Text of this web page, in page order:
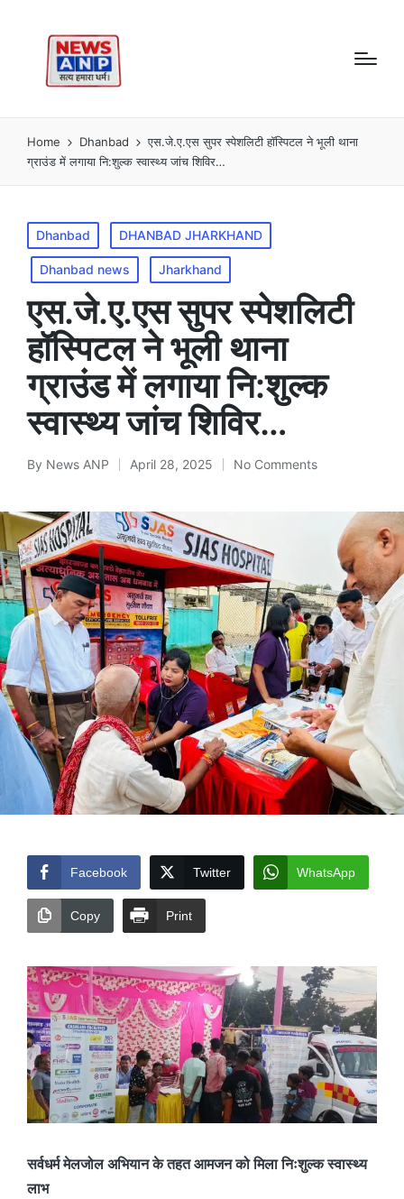
Home Dhanbad
एस.जे.ए.एस सुपर स्पेशलिटी हॉस्पिटल ने भूली थाना
ग्राउंड में लगाया नि:शुल्क स्वास्थ्य जांच शिविर…
Posted
in
Dhanbad DHANBAD JHARKHAND
Dhanbad news Jharkhand
एस.जे.ए.एस सुपर स्पेशलिटी
हॉस्पिटल ने भूली थाना
ग्राउंड में लगाया नि:शुल्क
स्वास्थ्य जांच शिविर…
Posted
By News ANP April 28, 2025 No Comments
Facebook Twitter WhatsApp
Copy Print
सर्वधर्म मेलजोल अभियान के तहत आमजन को मिला निःशुल्क स्वास्थ्य
लाभ